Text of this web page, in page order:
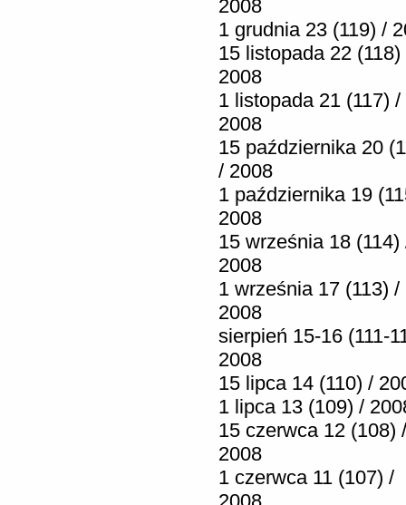
2008
1 grudnia 23 (119) /
15 listopada 22 (118)
2008
1 listopada 21 (117) /
2008
15 października 20
/ 2008
1 października 19
2008
15 września 18 (114)
2008
1 września 17 (113) /
2008
sierpień 15-16 (111-
2008
15 lipca 14 (110) /
1 lipca 13 (109) /
15 czerwca 12 (108) /
2008
1 czerwca 11 (107) /